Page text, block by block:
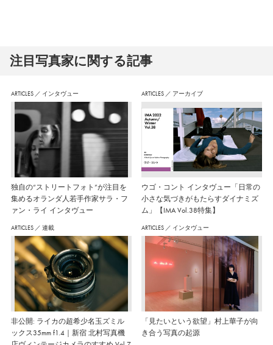
注⽬写真家に関する記事
ARTICLES ／ インタヴュー
独自の“ストリートフォト”が注目を
集めるオランダ人若手作家サラ・フ
ァン・ライ インタヴュー
ARTICLES ／ アーカイブ
ウゴ・コント インタヴュー「日常の
小さな気づきがもたらすダイナミズ
ム」【IMA Vol.38特集】
ARTICLES ／ 連載
非公開: ライカの超希少名玉ズミル
ックス35mm f1.4｜新宿 北村写真機
ARTICLES ／ インタヴュー
「見たいという欲望」村上華子が向
き合う写真の起源